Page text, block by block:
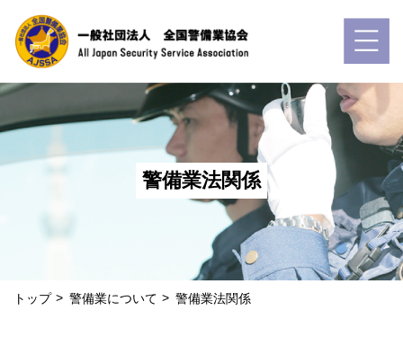
警備業法関係
トップ 警備業について 警備業法関係